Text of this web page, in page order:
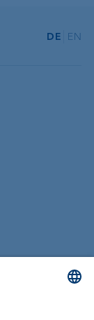
DE EN